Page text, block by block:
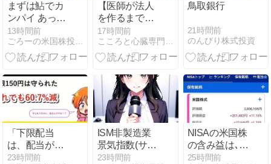
まずは鮎でカ
ンパイ あっ、
昨日ね、昨日
のお昼ご飯
13時間前
【医師が法人
を作るまで】
第1話：勤務
医が「このま
まではヤバ
た日
17時間前
鳥取銀行
21時間前
のんびり株式投資
「下限配当
は、配当が
60.7%減るの
23時間前
ISM非製造業
景気指数(サー
ビス) 8月の振
23時間前
NISAの米国株
の含み益は､約
20万円に。利
25時間前